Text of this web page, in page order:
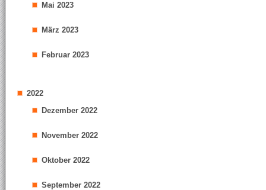
Mai 2023
März 2023
Februar 2023
2022
Dezember 2022
November 2022
Oktober 2022
September 2022